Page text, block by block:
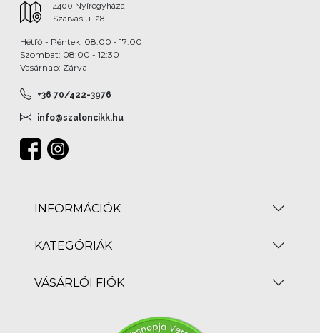
4400 Nyíregyháza,
Szarvas u. 28.
Hétfő - Péntek: 08:00 - 17:00
Szombat: 08:00 - 12:30
Vasárnap: Zárva
+36 70/422-3976
info@szaloncikk.hu
INFORMÁCIÓK
KATEGÓRIÁK
VÁSÁRLÓI FIÓK